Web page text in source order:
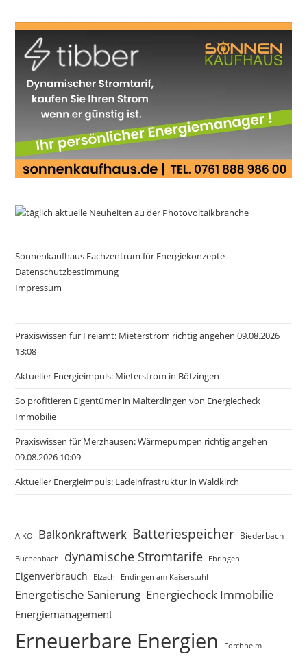
Sonnenkaufhaus Fachzentrum für Energiekonzepte
Datenschutzbestimmung
Impressum
Praxiswissen für Freiamt: Mieterstrom richtig angehen 09.08.2026
13:08
Aktueller Energieimpuls: Mieterstrom in Bötzingen
So profitieren Eigentümer in Malterdingen von Energiecheck
Immobilie
Praxiswissen für Merzhausen: Wärmepumpen richtig angehen
09.08.2026 10:09
Aktueller Energieimpuls: Ladeinfrastruktur in Waldkirch
AIKO Balkonkraftwerk Batteriespeicher Biederbach
Buchenbach dynamische Stromtarife Ebringen
Eigenverbrauch Elzach Endingen am Kaiserstuhl
Energetische Sanierung Energiecheck Immobilie
Energiemanagement
Erneuerbare Energien Forchheim